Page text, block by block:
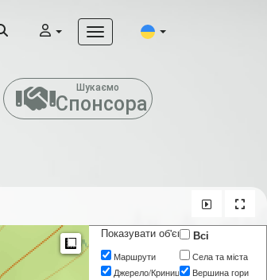
Шукаємо
Спонсора
Measure
Показувати об'єкти
Маршрути
Джерело/Криниця
Всі
Села та міста
Вершина гори